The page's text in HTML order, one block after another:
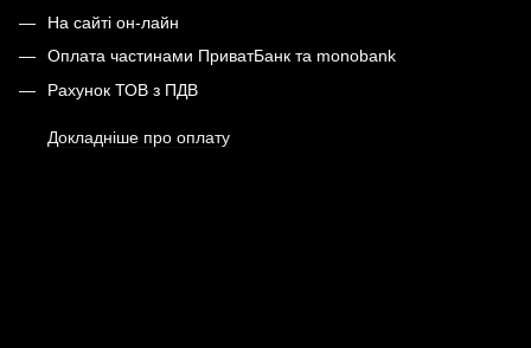
На сайті он-лайн
Оплата частинами ПриватБанк та monobank
Рахунок ТОВ з ПДВ
Докладніше про оплату